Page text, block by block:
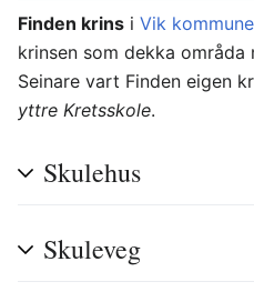
Finden krins i Vik kommune
krinsen som dekka områda
Seinare vart Finden eigen
yttre Kretsskole.
Skulehus
Skuleveg